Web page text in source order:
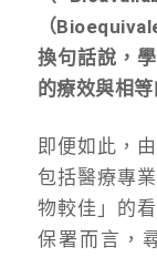
（
換句話說，
的療效與相等
即便如此，
包括醫療專
物較佳」的
保署而言，